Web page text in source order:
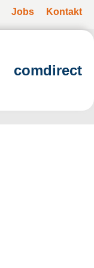
Jobs Kontakt
comdirect